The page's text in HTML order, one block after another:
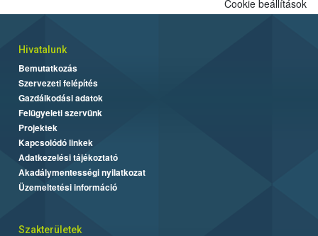
folytatódik a növények fejlődésének nyomonkövetésével.
Cookie beállítások
Hivatalunk
Bemutatkozás
Szervezeti felépítés
Gazdálkodási adatok
Felügyeleti szervünk
Projektek
Kapcsolódó linkek
Adatkezelési tájékoztató
Akadálymentességi nyilatkozat
Üzemeltetési információ
Szakterületek